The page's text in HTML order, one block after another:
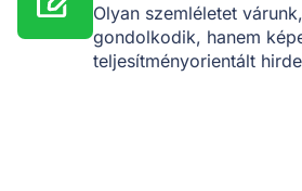
Olyan szemléletet
gondolkodik, hanem
teljesítményorientált